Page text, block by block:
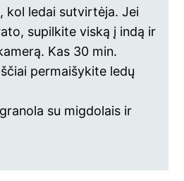
kol ledai sutvirtėja. Jei
supilkite viską į indą ir
Kas 30 min.
permaišykite ledų
su migdolais ir